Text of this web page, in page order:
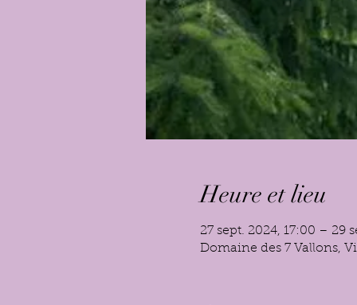
Heure et lieu
27 sept. 2024, 17:00 – 29
Domaine des 7 Vallons,